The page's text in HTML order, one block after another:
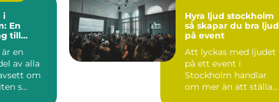
i
En
till
en
av alla
om
s...
Hyra ljud stockholm
så skapar du bra ljud
på event
Att lyckas med ljudet
på ett event i
Stockholm handlar
om mer än att ställa